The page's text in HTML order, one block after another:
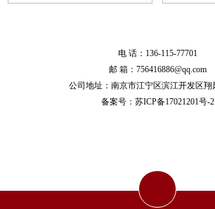
电 话：136-115-77701
邮 箱：756416886@qq.com
公司地址：南京市江宁区滨江开发区翔
备案号： 苏ICP备17021201号-2